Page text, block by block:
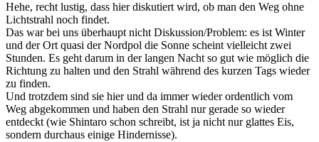
Hehe, recht lustig, dass hier diskutiert wird, ob man den Weg ohne
Lichtstrahl noch findet.
Das war bei uns überhaupt nicht Diskussion/Problem: es ist Winter
und der Ort quasi der Nordpol die Sonne scheint vielleicht zwei
Stunden. Es geht darum in der langen Nacht so gut wie möglich die
Richtung zu halten und den Strahl während des kurzen Tags wieder
zu finden.
Und trotzdem sind sie hier und da immer wieder ordentlich vom
Weg abgekommen und haben den Strahl nur gerade so wieder
entdeckt (wie Shintaro schon schreibt, ist ja nicht nur glattes Eis,
sondern durchaus einige Hindernisse).